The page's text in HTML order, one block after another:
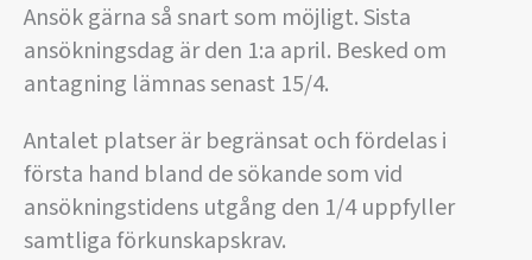
Ansök gärna så snart som möjligt. Sista
ansökningsdag är den 1:a april. Besked om
antagning lämnas senast 15/4.
Antalet platser är begränsat och fördelas i
första hand bland de sökande som vid
ansökningstidens utgång den 1/4 uppfyller
samtliga förkunskapskrav.